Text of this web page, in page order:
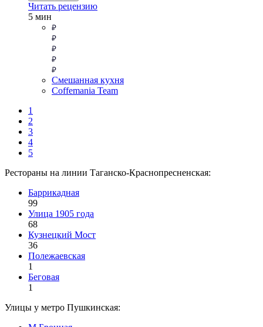
Читать рецензию
5 мин
Смешанная кухня
Coffemania Team
1
2
3
4
5
Рестораны на линии Таганско-Краснопресненская:
Баррикадная
99
Улица 1905 года
68
Кузнецкий Мост
36
Полежаевская
1
Беговая
1
Улицы у метро Пушкинская: